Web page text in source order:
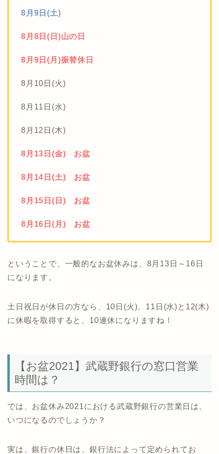
8月9日(土)
8月8日(日)山の日
8月9日(月)振替休日
8月10日(火)
8月11日(水)
8月12日(木)
8月13日(金) お盆
8月14日(土) お盆
8月15日(日) お盆
8月16日(月) お盆
ということで、一般的なお盆休みは、8月13日～16日
になります。
土日祝日が休日の方なら、10日(火)、11日(水)と12(木)
に休暇を取得すると、10連休になりますね！
【お盆2021】武蔵野銀行の窓口営業
時間は？
では、お盆休み2021における武蔵野銀行の営業日は、
いつになるのでしょうか？
実は、銀行の休日は、銀行法によって定められてお